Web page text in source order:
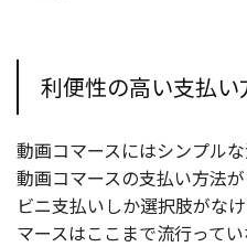
利便性の高い支払い
動画コマースにはシンプル
動画コマースの支払い方法
ビニ支払いしか選択肢がな
マースはここまで流行ってい